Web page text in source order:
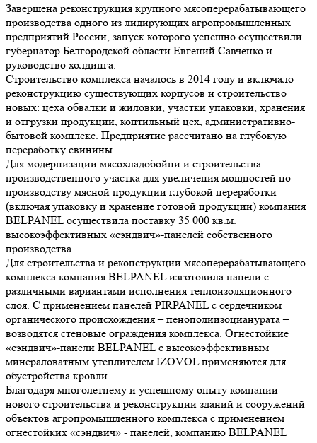
Завершена реконструкция крупного мясоперерабатывающего
производства одного из лидирующих агропромышленных
предприятий России, запуск которого успешно осуществили
губернатор Белгородской области Евгений Савченко и
руководство холдинга.
Строительство комплекса началось в 2014 году и включало
реконструкцию существующих корпусов и строительство
новых: цеха обвалки и жиловки, участки упаковки, хранения
и отгрузки продукции, коптильный цех, административно-
бытовой комплекс. Предприятие рассчитано на глубокую
переработку свинины.
Для модернизации мясохладобойни и строительства
производственного участка для увеличения мощностей по
производству мясной продукции глубокой переработки
(включая упаковку и хранение готовой продукции) компания
BELPANEL осуществила поставку 35 000 кв.м.
высокоэффективных «сэндвич»-панелей собственного
производства.
Для строительства и реконструкции мясоперерабатывающего
комплекса компания BELPANEL изготовила панели с
различными вариантами исполнения теплоизоляционного
слоя. С применением панелей PIRPANEL с сердечником
органического происхождения – пенополиизоцианурата –
возводятся стеновые ограждения комплекса. Огнестойкие
«сэндвич»-панели BELPANEL с высокоэффективным
минераловатным утеплителем IZOVOL применяются для
обустройства кровли.
Благодаря многолетнему и успешному опыту компании
нового строительства и реконструкции зданий и сооружений
объектов агропромышленного комплекса с применением
огнестойких «сэндвич» - панелей, компанию BELPANEL